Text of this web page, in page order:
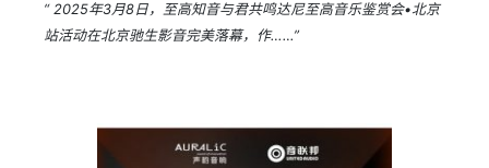
“ 2025年3月8日，至高知音与君共鸣达尼至高音乐鉴赏会•北京
站活动在北京驰生影音完美落幕，作……”